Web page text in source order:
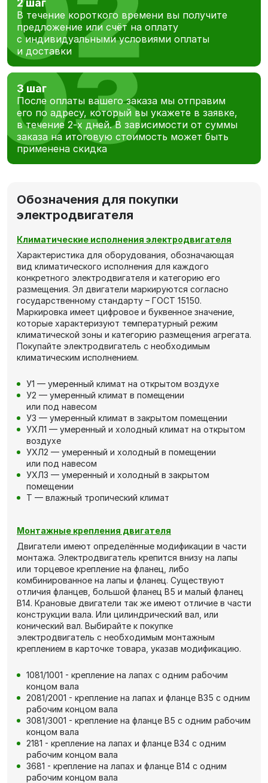
2 шаг
В течение короткого времени вы получите
предложение или счёт на оплату
с индивидуальными условиями оплаты
и доставки
3 шаг
После оплаты вашего заказа мы отправим
его по адресу, который вы укажете в заявке,
в течение 2-х дней. В зависимости от суммы
заказа на итоговую стоимость может быть
применена скидка
Обозначения для покупки
электродвигателя
Климатические исполнения электродвигателя
Характеристика для оборудования, обозначающая
вид климатического исполнения для каждого
конкретного электродвигателя и категорию его
размещения. Эл двигатели маркируются согласно
государственному стандарту – ГОСТ 15150.
Маркировка имеет цифровое и буквенное значение,
которые характеризуют температурный режим
климатической зоны и категорию размещения агрегата.
Покупайте электродвигатель с необходимым
климатическим исполнением.
У1 — умеренный климат на открытом воздухе
У2 — умеренный климат в помещении
или под навесом
У3 — умеренный климат в закрытом помещении
УХЛ1 — умеренный и холодный климат на открытом
воздухе
УХЛ2 — умеренный и холодный в помещении
или под навесом
УХЛ3 — умеренный и холодный в закрытом
помещении
Т — влажный тропический климат
Монтажные крепления двигателя
Двигатели имеют определённые модификации в части
монтажа. Электродвигатель крепится внизу на лапы
или торцевое крепление на фланец, либо
комбинированное на лапы и фланец. Существуют
отличия фланцев, большой фланец В5 и малый фланец
В14. Крановые двигатели так же имеют отличие в части
конструкции вала. Или цилиндрический вал, или
конический вал. Выбирайте к покупке
электродвигатель с необходимым монтажным
креплением в карточке товара, указав модификацию.
1081/1001 - крепление на лапах с одним рабочим
концом вала
2081/2001 - крепление на лапах и фланце В35 с одним
рабочим концом вала
3081/3001 - крепление на фланце В5 с одним рабочим
концом вала
2181 - крепление на лапах и фланце В34 с одним
рабочим концом вала
3681 - крепление на лапах и фланце В14 с одним
рабочим концом вала